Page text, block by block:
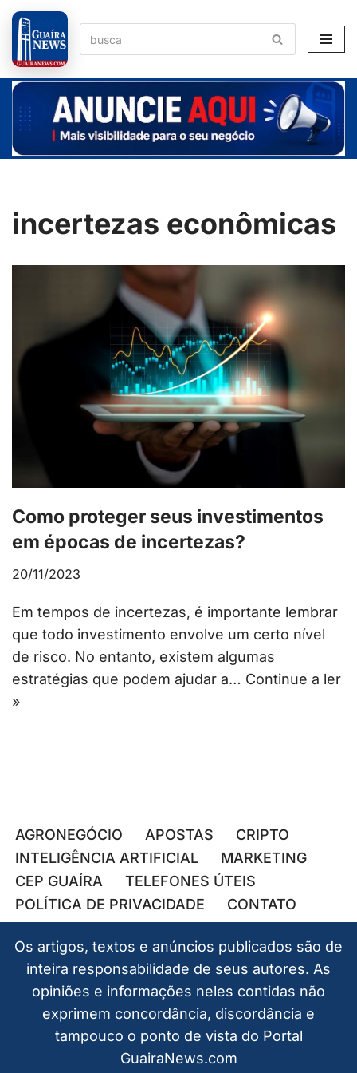
Pular
para
o
conteúdo
incertezas econômicas
Como proteger seus investimentos
em épocas de incertezas?
20/11/2023
Em tempos de incertezas, é importante lembrar
que todo investimento envolve um certo nível
de risco. No entanto, existem algumas
estratégias que podem ajudar a… Continue a ler
»
AGRONEGÓCIO APOSTAS
CRIPTO
INTELIGÊNCIA ARTIFICIAL
MARKETING
CEP GUAÍRA
TELEFONES ÚTEIS
POLÍTICA DE PRIVACIDADE
CONTATO
Os artigos, textos e anúncios publicados são de
inteira responsabilidade de seus autores. As
opiniões e informações neles contidas não
exprimem concordância, discordância e
tampouco o ponto de vista do Portal
GuairaNews.com